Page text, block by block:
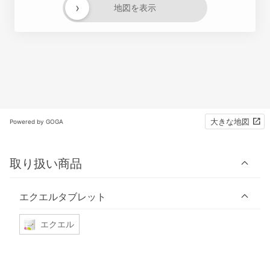
地図を表示
›
Powered by GOGA 大きな地図
取り扱い商品
エクエルタブレット
エクエル